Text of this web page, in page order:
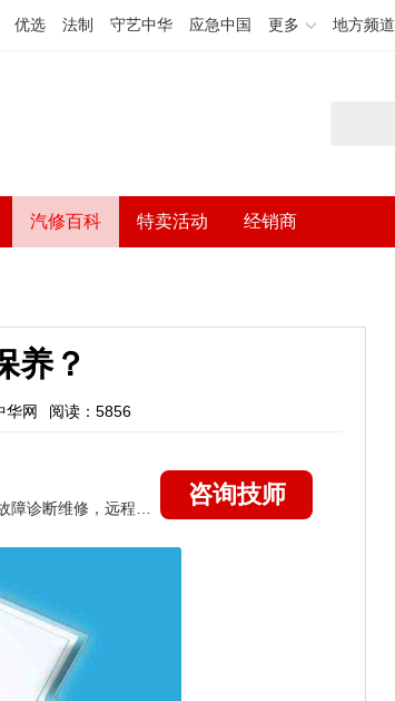
优选 法制 守艺中华 应急中国 更多 地方频道
汽修百科 特卖活动 经销商
养？
华网 阅读：5856
咨询技师